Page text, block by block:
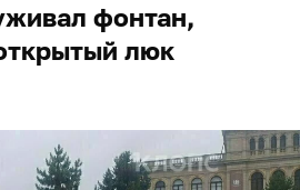
фонтан,
люк